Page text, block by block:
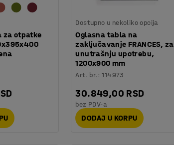
za otpatke
Dostupno u nekoliko opcija
Oglasna tabla na
zaključavanje FRANCES, za
unutrašnju upotrebu,
1200x900 mm
Art. br. :114973
30.849,00 RSD
bez PDV-a
DODAJ U KORPU